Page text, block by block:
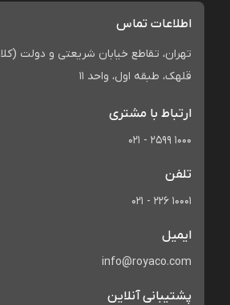
اطلاعات تماس
تهران، تقاطع خیابان شریعتی و دولت
قلهک، طبقه اول، واحد 11
ارتباط با مشتری
021 - 2599 1000
تلفن
021 - 226 10001
ایمیل
info@royaco.com
پشتیبانی آنلاین